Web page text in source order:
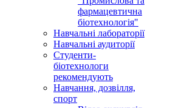
фармацевтична
біотехнологія"
Навчальні лабораторії
Навчальні аудиторії
Студенти-
біотехнологи
рекомендують
Навчання, дозвілля,
спорт